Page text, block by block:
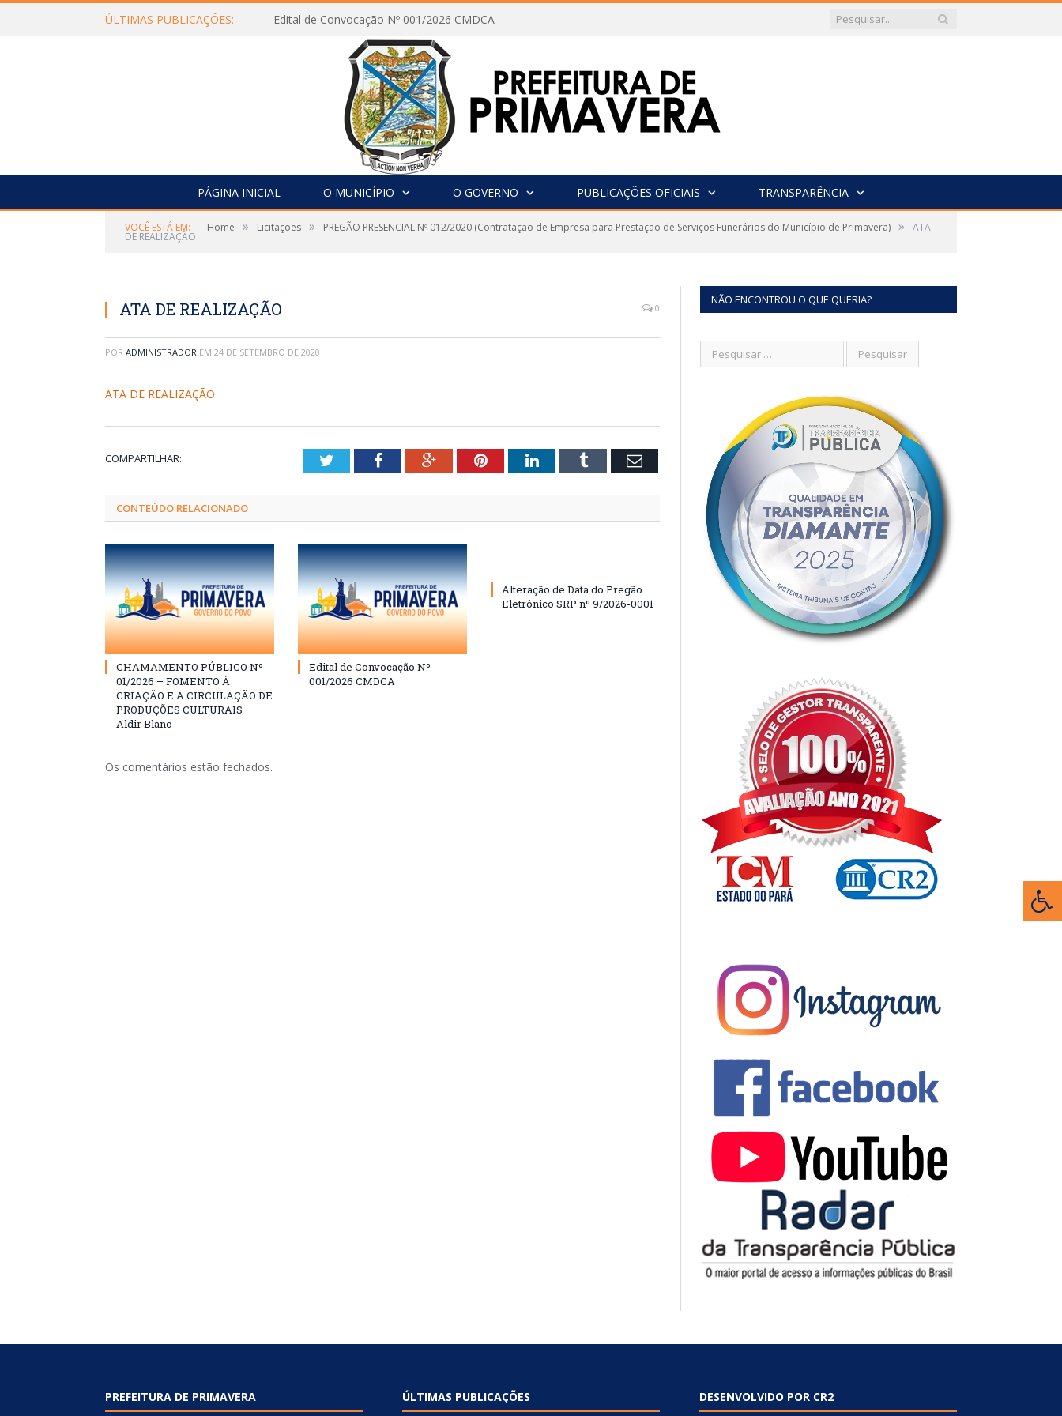
ÚLTIMAS PUBLICAÇÕES: Edital de Convocação Nº 001/2026 CMDCA
PÁGINA INICIAL O MUNICÍPIO O GOVERNO PUBLICAÇÕES OFICIAIS TRANSPARÊNCIA
VOCÊ ESTÁ EM: Home » Licitações » PREGÃO PRESENCIAL Nº 012/2020 (Contratação de Empresa para Prestação de Serviços Funerários do Município de Primavera) » ATA
DE REALIZAÇÃO
ATA DE REALIZAÇÃO 0
POR ADMINISTRADOR EM 24 DE SETEMBRO DE 2020
ATA DE REALIZAÇÃO
COMPARTILHAR: TwitterFacebookGoogle+PinterestLinkedInTumblr Email
CONTEÚDO RELACIONADO
CHAMAMENTO PÚBLICO Nº
01/2026 – FOMENTO À
CRIAÇÃO E A CIRCULAÇÃO DE
PRODUÇÕES CULTURAIS –
Aldir Blanc
Edital de Convocação Nº
001/2026 CMDCA
Alteração de Data do Pregão
Eletrônico SRP nº 9/2026-0001
Os comentários estão fechados.
NÃO ENCONTROU O QUE QUERIA?
PREFEITURA DE PRIMAVERA ÚLTIMAS PUBLICAÇÕES DESENVOLVIDO POR CR2